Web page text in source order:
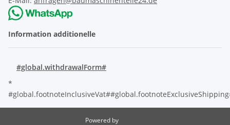
Information additionelle
#global.withdrawalForm#
*
Powered by